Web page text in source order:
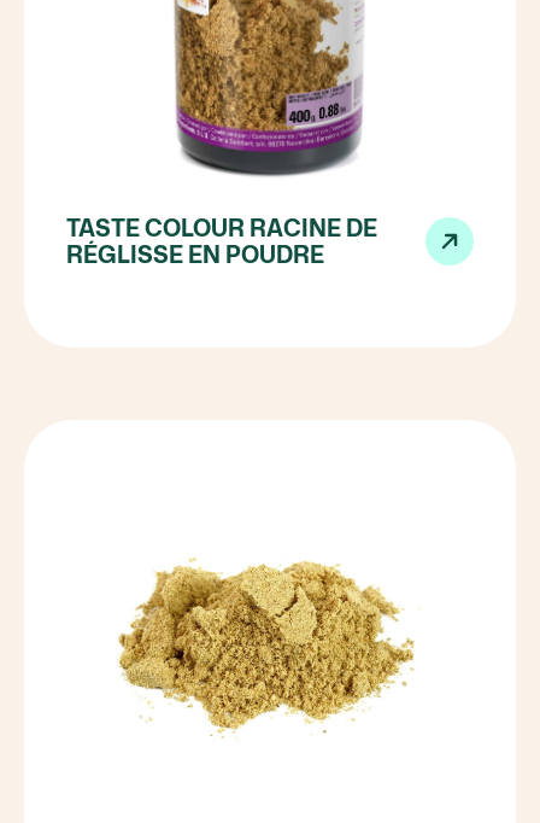
TASTE COLOUR RACINE DE
RÉGLISSE EN POUDRE